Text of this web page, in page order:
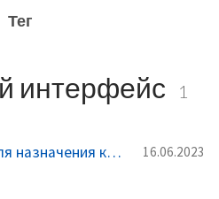
Тег
интерфейс 1
Новый функционал для назначения курьеров и мобильный интерфейс для курьеров 16.06.2023